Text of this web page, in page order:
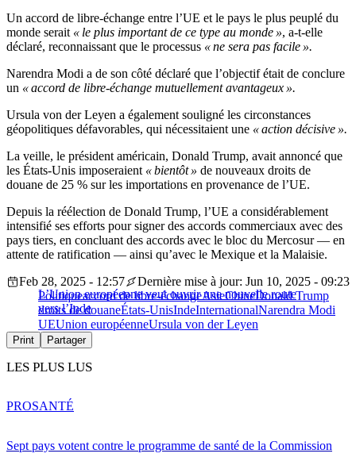
Un accord de libre-échange entre l’UE et le pays le plus peuplé du
monde serait « le plus important de ce type au monde », a-t-elle
déclaré, reconnaissant que le processus « ne sera pas facile ».
Narendra Modi a de son côté déclaré que l’objectif était de conclure
un « accord de libre-échange mutuellement avantageux ».
Ursula von der Leyen a également souligné les circonstances
géopolitiques défavorables, qui nécessitaient une « action décisive ».
La veille, le président américain, Donald Trump, avait annoncé que
les États-Unis imposeraient « bientôt » de nouveaux droits de
douane de 25 % sur les importations en provenance de l’UE.
Depuis la réélection de Donald Trump, l’UE a considérablement
intensifié ses efforts pour signer des accords commerciaux avec des
pays tiers, en concluant des accords avec le bloc du Mercosur — en
attente de ratification — ainsi qu’avec le Mexique et la Malaisie.
L’Union européenne veut ouvrir une nouvelle route
vers l’Inde
Feb 28, 2025 - 12:57
Dernière mise à jour: Jun 10, 2025 - 09:23
Politiqueaccord de libre-échangeAsieChineDonald Trump
droits de douaneÉtats-UnisIndeInternationalNarendra Modi
UEUnion européenneUrsula von der Leyen
Print Partager
LES PLUS LUS
Sept pays votent contre le programme de santé de la Commission
PROSANTÉ